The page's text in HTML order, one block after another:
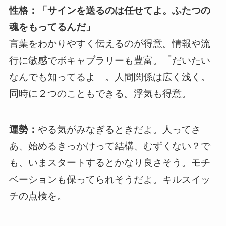
性格：「サインを送るのは任せてよ。ふたつの
魂をもってるんだ」
言葉をわかりやすく伝えるのが得意。情報や流
行に敏感でボキャブラリーも豊富。「だいたい
なんでも知ってるよ」。人間関係は広く浅く。
同時に２つのこともできる。浮気も得意。
運勢： やる気がみなぎるときだよ。人ってさ
あ、始めるきっかけって結構、むずくない？で
も、いまスタートするとかなり良さそう。モチ
ベーションも保ってられそうだよ。キルスイッ
チの点検を。